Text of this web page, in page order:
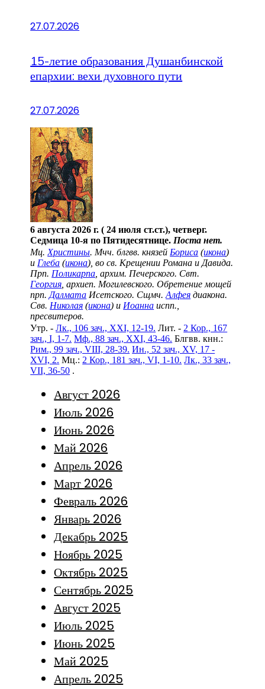
27.07.2026
15-летие образования Душанбинской
епархии: вехи духовного пути
27.07.2026
6 августа 2026 г. ( 24 июля ст.ст.), четверг.
Седмица 10-я по Пятидесятнице. Поста нет.
Мц. Христины. Мчч. блгвв. князей Бориса (икона)
и Глеба (икона), во св. Крещении Романа и Давида.
Прп. Поликарпа , архим. Печерского. Свт.
Георгия , архиеп. Могилевского. Обретение мощей
прп. Далмата Исетского. Сщмч.Алфея диакона.
Свв. Николая (икона) и Иоанна испп.,
пресвитеров.
Утр. -Лк., 106 зач., XXI, 12-19. Лит. - 2 Кор., 167
зач., I, 1-7. Мф., 88 зач., XXI, 43-46. Блгвв. кнн.:
Рим., 99 зач., VIII, 28-39. Ин., 52 зач., XV, 17 -
XVI, 2. Мц.: 2 Кор., 181 зач., VI, 1-10. Лк., 33 зач.,
VII, 36-50 .
Август 2026
Июль 2026
Июнь 2026
Май 2026
Апрель 2026
Март 2026
Февраль 2026
Январь 2026
Декабрь 2025
Ноябрь 2025
Октябрь 2025
Сентябрь 2025
Август 2025
Июль 2025
Июнь 2025
Май 2025
Апрель 2025